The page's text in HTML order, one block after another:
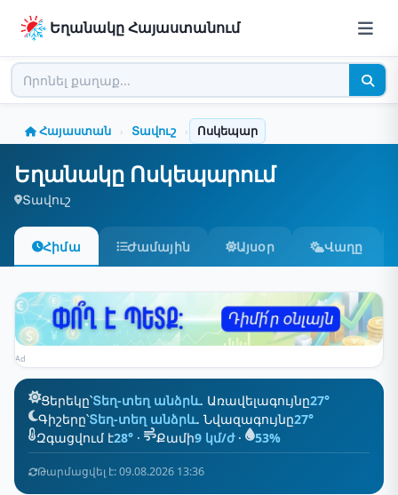
Եղանակը Հայաստանում
Հայաստան › Տավուշ › Ոսկեպար
Եղանակը Ոսկեպարում
Տավուշ
Հիմա Ժամային Այսօր Վաղը
Ad
Ցերեկը՝Տեղ-տեղ անձրև. Առավելագույնը27°
Գիշերը՝Տեղ-տեղ անձրև. Նվազագույնը27°
Զգացվում է28° · Քամի9 կմ/ժ· 53%
Թարմացվել է: 09.08.2026 13:36